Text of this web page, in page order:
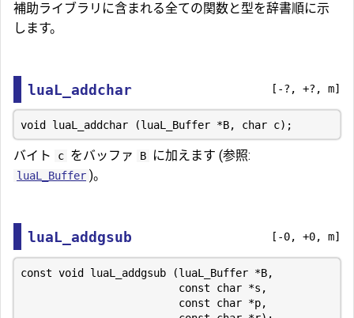
補助ライブラリに含まれる全ての関数と型を辞書順に示
します。
luaL_addchar [-?, +?, m]
バイト c をバッファ B に加えます (参照:
luaL_Buffer )。
luaL_addgsub [-0, +0, m]
const void luaL_addgsub (luaL_Buffer *B,
                         const char *s,
                         const char *p,